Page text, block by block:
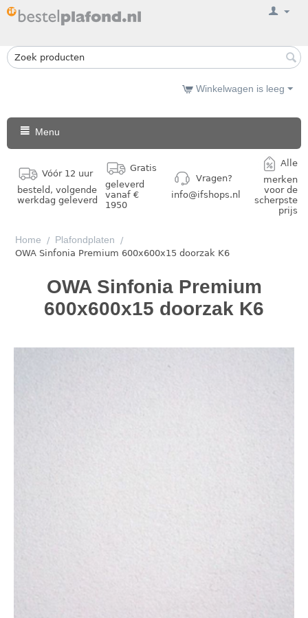
Winkelwagen is leeg
Menu
Vóór 12 uur
besteld, volgende
werkdag geleverd
Gratis
geleverd
vanaf €
1950
Vragen?
info@ifshops.nl
Alle
merken
voor de
scherpste
prijs
Home / Plafondplaten
/
OWA Sinfonia Premium 600x600x15 doorzak K6
OWA Sinfonia Premium
600x600x15 doorzak K6